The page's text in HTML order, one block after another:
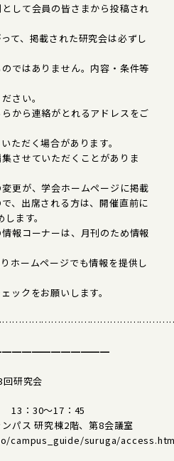
して会員の皆さまから投稿され
て、掲載された研究会は必ずし
ではありません。内容・条件等
さい。
から連絡がとれるアドレスをご
ただく場合があります。
させていただくことがありま
更が、学会ホームページに掲載
、出席される方は、開催直前に
ます。
報コーナーは、月刊のため情報
ホームページでも情報を提供し
ックをお願いします。
研究会
13：30～17：45
パス 研究棟2階、第8会議室
campus_guide/suruga/